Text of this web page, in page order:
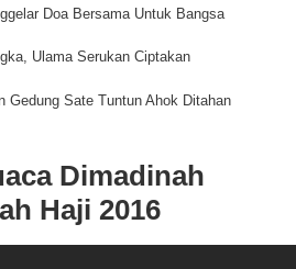
Doa Bersama Untuk Bangsa
Ulama Serukan Ciptakan
Gedung Sate Tuntun Ahok Ditahan
Dimadinah
Haji 2016